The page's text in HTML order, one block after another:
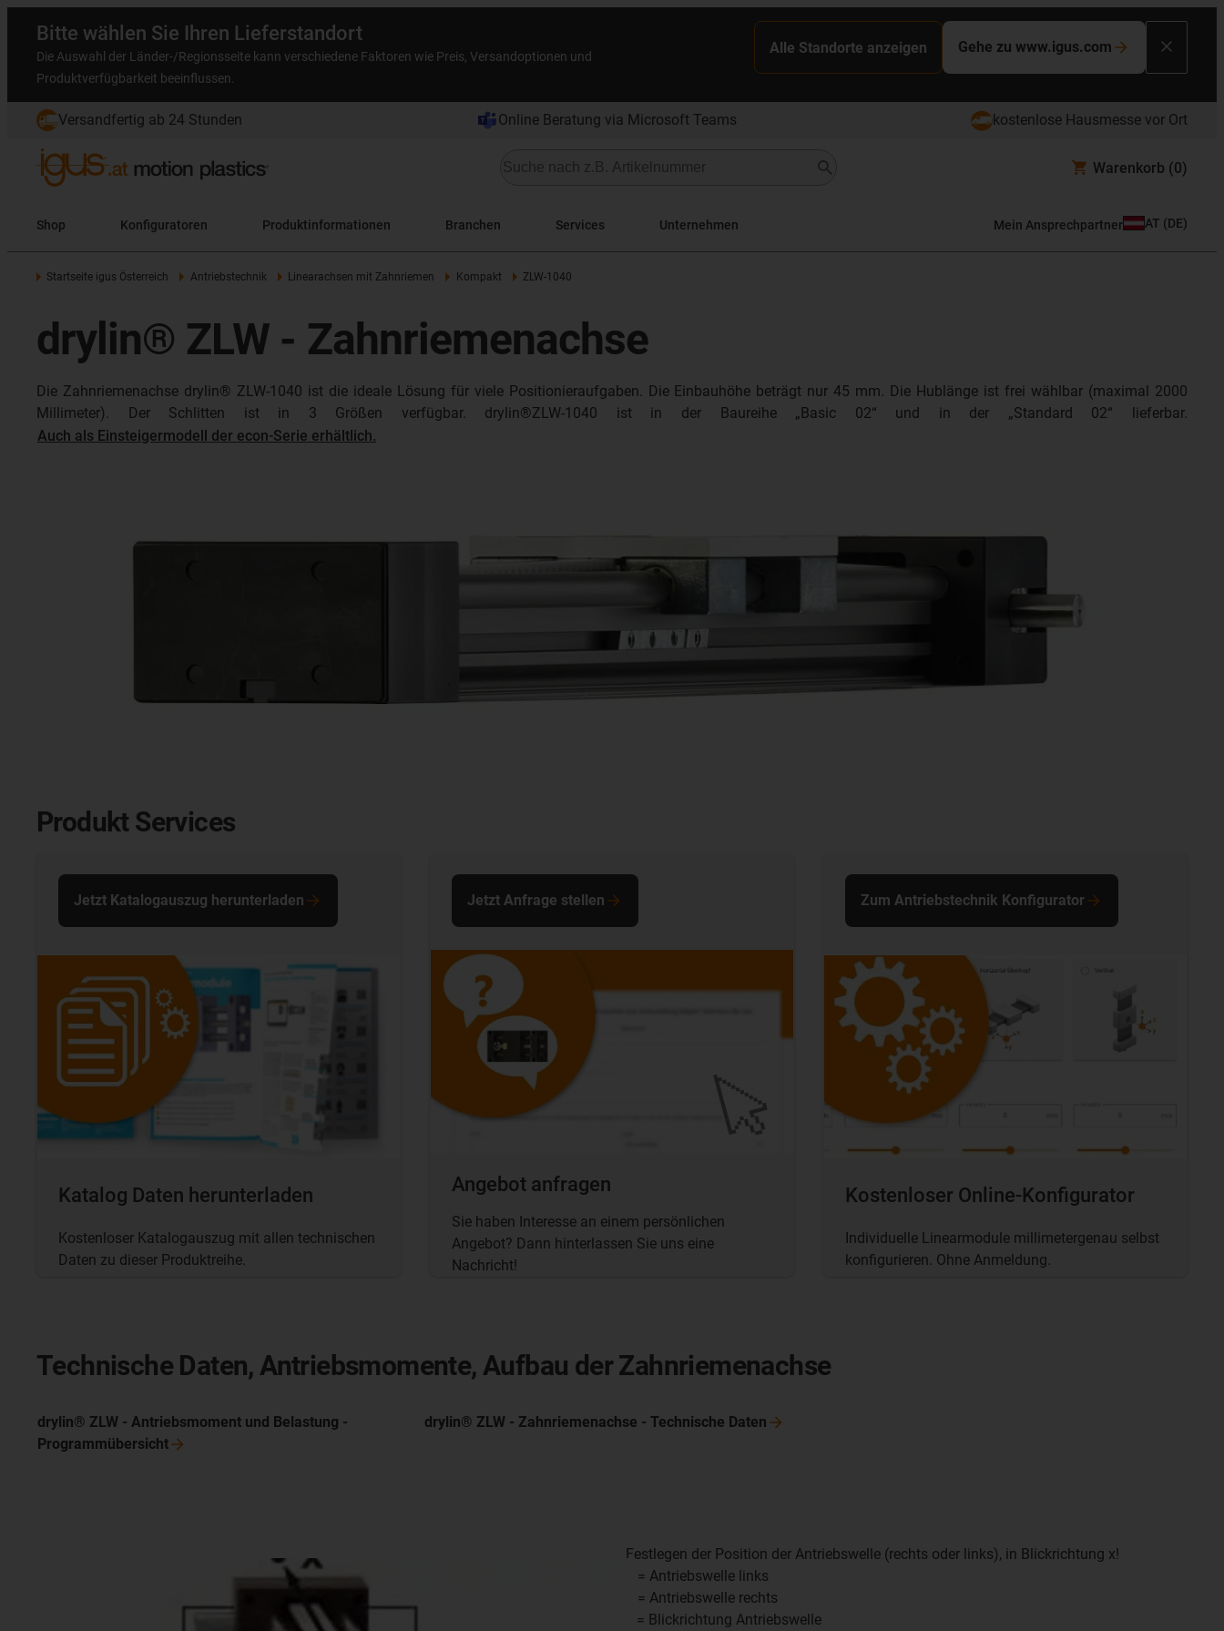
Bitte wählen Sie Ihren Lieferstandort
Die Auswahl der Länder-/Regionsseite kann verschiedene Faktoren wie Preis, Versandoptionen und
Produktverfügbarkeit beeinflussen.
Alle Standorte anzeigen Gehe zu www.igus.com
Versandfertig ab 24 Stunden Online Beratung via Microsoft Teams kostenlose Hausmesse vor Ort
Warenkorb (0)
Shop Konfiguratoren Produktinformationen Branchen Services Unternehmen Mein Ansprechpartner AT (DE)
Startseite igus Österreich Antriebstechnik Linearachsen mit Zahnriemen Kompakt ZLW-1040
drylin® ZLW - Zahnriemenachse
Die Zahnriemenachse drylin® ZLW-1040 ist die ideale Lösung für viele Positionieraufgaben. Die Einbauhöhe beträgt nur 45 mm. Die Hublänge ist frei wählbar (maximal 2000
Millimeter). Der Schlitten ist in 3 Größen verfügbar. drylin®ZLW-1040 ist in der Baureihe „Basic 02“ und in der „Standard 02“ lieferbar.
Auch als Einsteigermodell der econ-Serie erhältlich.
Produkt Services
Katalog Daten herunterladen
Kostenloser Katalogauszug mit allen technischen
Daten zu dieser Produktreihe.
Jetzt Katalogauszug herunterladen
Angebot anfragen
Sie haben Interesse an einem persönlichen
Angebot? Dann hinterlassen Sie uns eine
Nachricht!
Jetzt Anfrage stellen
Kostenloser Online-Konfigurator
Individuelle Linearmodule millimetergenau selbst
konfigurieren. Ohne Anmeldung.
Zum Antriebstechnik Konfigurator
Technische Daten, Antriebsmomente, Aufbau der Zahnriemenachse
drylin® ZLW - Antriebsmoment und Belastung -
Programmübersicht
drylin® ZLW - Zahnriemenachse - Technische Daten
Festlegen der Position der Antriebswelle (rechts oder links), in Blickrichtung x!
1 = Antriebswelle links
2 = Antriebswelle rechts
x = Blickrichtung Antriebswelle